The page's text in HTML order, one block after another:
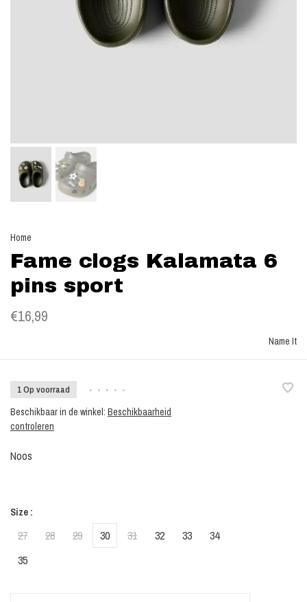
Home
Fame clogs Kalamata 6
pins sport
€16,99
Name It
1 Op voorraad • • • • •
Beschikbaar in de winkel: Beschikbaarheid
controleren
Noos
Size :
27 28 29 30 31 32 33
34
35